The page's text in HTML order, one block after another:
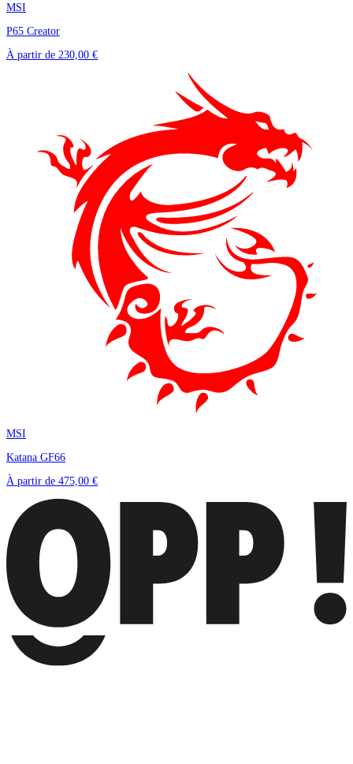
MSI
P65 Creator
À partir de 230,00 €
MSI
Katana GF66
À partir de 475,00 €